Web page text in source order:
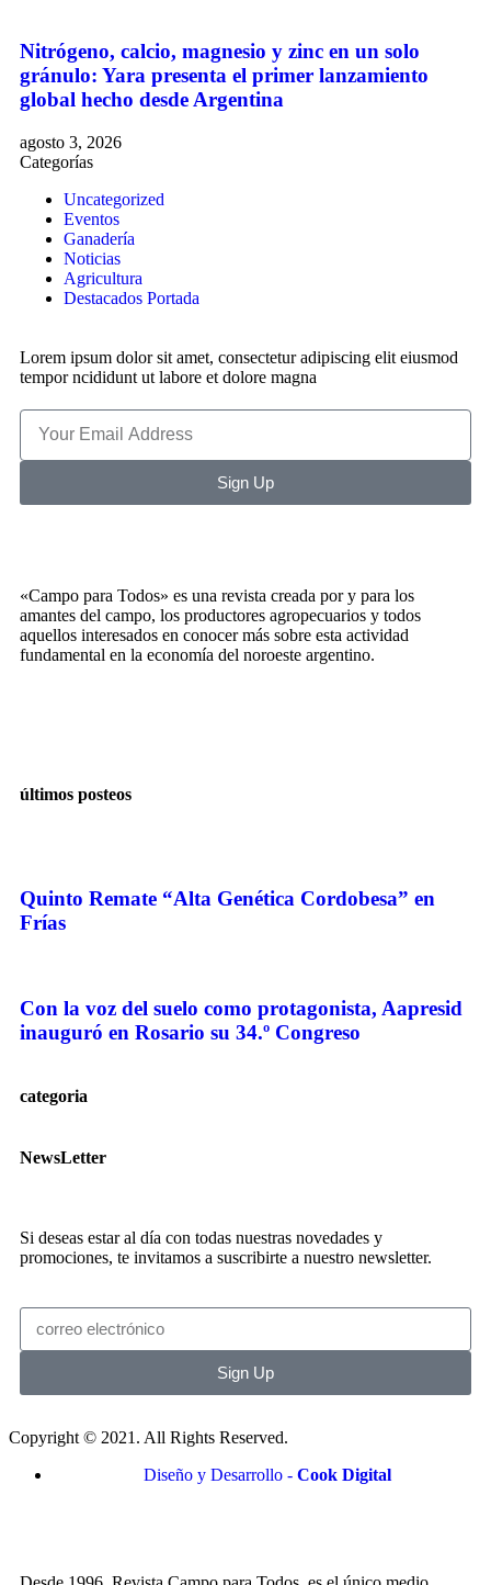
Nitrógeno, calcio, magnesio y zinc en un solo
gránulo: Yara presenta el primer lanzamiento
global hecho desde Argentina
agosto 3, 2026
Categorías
Uncategorized
Eventos
Ganadería
Noticias
Agricultura
Destacados Portada
Lorem ipsum dolor sit amet, consectetur adipiscing elit eiusmod
tempor ncididunt ut labore et dolore magna
Sign Up
«Campo para Todos» es una revista creada por y para los
amantes del campo, los productores agropecuarios y todos
aquellos interesados en conocer más sobre esta actividad
fundamental en la economía del noroeste argentino.
últimos posteos
Quinto Remate “Alta Genética Cordobesa” en
Frías
Con la voz del suelo como protagonista, Aapresid
inauguró en Rosario su 34.º Congreso
categoria
NewsLetter
Si deseas estar al día con todas nuestras novedades y
promociones, te invitamos a suscribirte a nuestro newsletter.
Sign Up
Copyright © 2021. All Rights Reserved.
Diseño y Desarrollo - Cook Digital